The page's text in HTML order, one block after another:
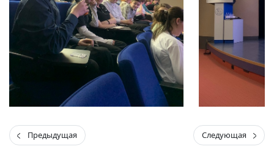
Предыдущая Следующая